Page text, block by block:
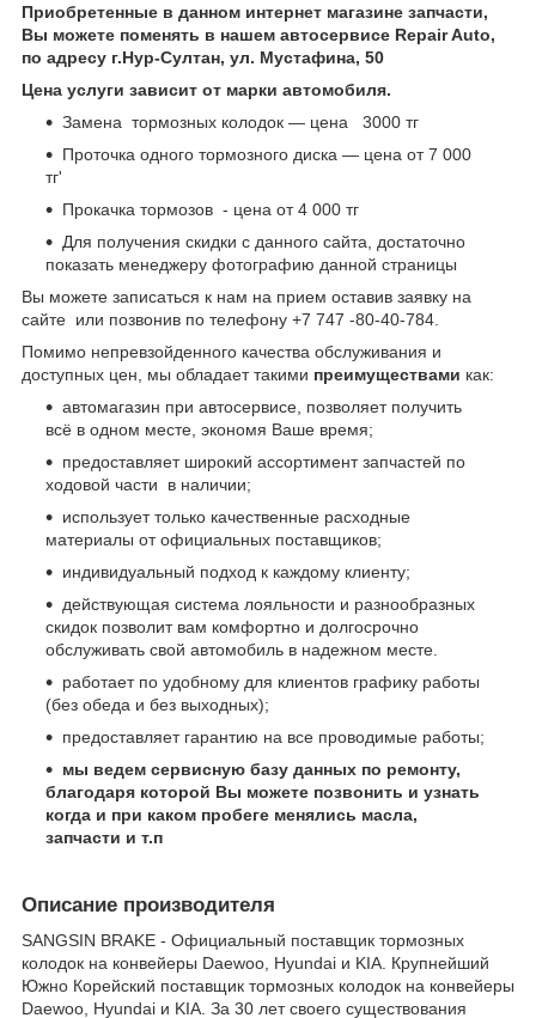
Приобретенные в данном интернет магазине запчасти,
Вы можете поменять в нашем автосервисе Repair Auto,
по адресу г.Нур-Султан, ул. Мустафина, 50
Цена услуги зависит от марки автомобиля.
Замена тормозных колодок — цена 3000 тг
Проточка одного тормозного диска — цена от 7 000
тг'
Прокачка тормозов - цена от 4 000 тг
Для получения скидки с данного сайта, достаточно
показать менеджеру фотографию данной страницы
Вы можете записаться к нам на прием оставив заявку на
сайте или позвонив по телефону +7 747 -80-40-784.
Помимо непревзойденного качества обслуживания и
доступных цен, мы обладает такими преимуществами как:
автомагазин при автосервисе, позволяет получить
всё в одном месте, экономя Ваше время;
предоставляет широкий ассортимент запчастей по
ходовой части в наличии;
использует только качественные расходные
материалы от официальных поставщиков;
индивидуальный подход к каждому клиенту;
действующая система лояльности и разнообразных
скидок позволит вам комфортно и долгосрочно
обслуживать свой автомобиль в надежном месте.
работает по удобному для клиентов графику работы
(без обеда и без выходных);
предоставляет гарантию на все проводимые работы;
мы ведем сервисную базу данных по ремонту,
благодаря которой Вы можете позвонить и узнать
когда и при каком пробеге менялись масла,
запчасти и т.п
Описание производителя
SANGSIN BRAKE - Официальный поставщик тормозных
колодок на конвейеры Daewoo, Hyundai и KIA. Крупнейший
Южно Корейский поставщик тормозных колодок на конвейеры
Daewoo, Hyundai и KIA. За 30 лет своего существования